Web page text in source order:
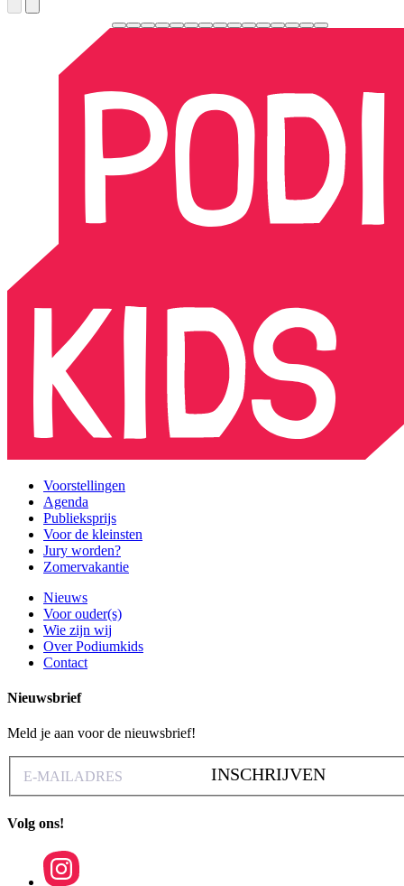
Voorstellingen
Agenda
Publieksprijs
Voor de kleinsten
Jury worden?
Zomervakantie
Nieuws
Voor ouder(s)
Wie zijn wij
Over Podiumkids
Contact
Nieuwsbrief
Meld je aan voor de nieuwsbrief!
INSCHRIJVEN
Volg ons!